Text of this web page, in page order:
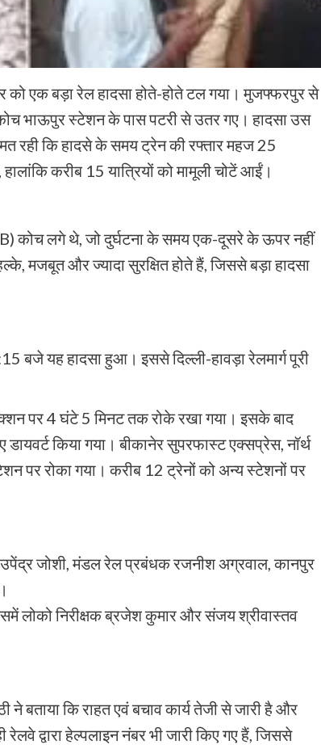
को एक बड़ा रेल हादसा होते-होते टल गया। मुजफ्फरपुर से
भाऊपुर स्टेशन के पास पटरी से उतर गए। हादसा उस
रही कि हादसे के समय ट्रेन की रफ्तार महज 25
करीब 15 यात्रियों को मामूली चोटें आईं।
कोच लगे थे, जो दुर्घटना के समय एक-दूसरे के ऊपर नहीं
मजबूत और ज्यादा सुरक्षित होते हैं, जिससे बड़ा हादसा
बजे यह हादसा हुआ। इससे दिल्ली-हावड़ा रेलमार्ग पूरी
पर 4 घंटे 5 मिनट तक रोके रखा गया। इसके बाद
किया गया। बीकानेर सुपरफास्ट एक्सप्रेस, नॉर्थ
पर रोका गया। करीब 12 ट्रेनों को अन्य स्टेशनों पर
उपेंद्र जोशी, मंडल रेल प्रबंधक रजनीश अग्रवाल, कानपुर
लोको निरीक्षक ब्रजेश कुमार और संजय श्रीवास्तव
बताया कि राहत एवं बचाव कार्य तेजी से जारी है और
द्वारा हेल्पलाइन नंबर भी जारी किए गए हैं, जिससे